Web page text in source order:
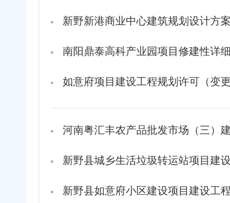
新野新港商业中心建筑规划设计方
南阳鼎泰高科产业园项目修建性详
如意府项目建设工程规划许可（变
河南粤汇丰农产品批发市场（三）
新野县城乡生活垃圾转运站项目建
新野县如意府小区建设项目建设工